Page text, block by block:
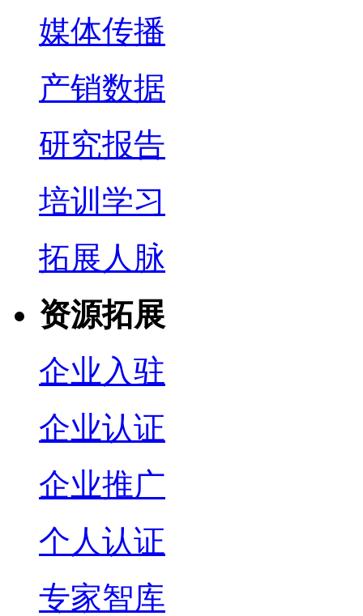
媒体传播
产销数据
研究报告
培训学习
拓展人脉
资源拓展
企业入驻
企业认证
企业推广
个人认证
专家智库